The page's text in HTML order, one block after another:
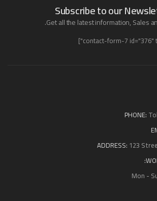
Subscribe to our
Get all the latest information, Sales
PHONE:
ADDRESS: 123
Mon -